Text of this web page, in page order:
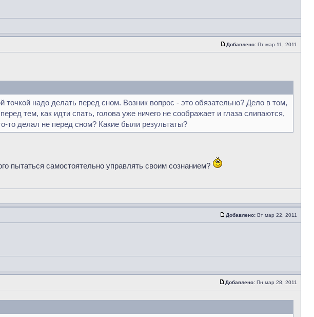
Добавлено: Пт мар 11, 2011
надо делать перед сном. Возник вопрос - это обязательно? Дело в том,
тем, как идти спать, голова уже ничего не соображает и глаза слипаются,
то делал не перед сном? Какие были результаты?
пытаться самостоятельно управлять своим сознанием?
Добавлено: Вт мар 22, 2011
Добавлено: Пн мар 28, 2011